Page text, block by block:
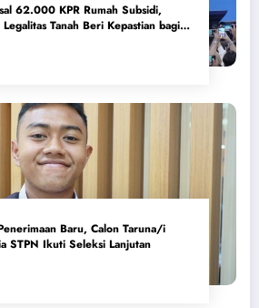
62.000 KPR Rumah Subsidi,
Tanah Beri Kepastian bagi
Baru, Calon Taruna/i
STPN Ikuti Seleksi Lanjutan